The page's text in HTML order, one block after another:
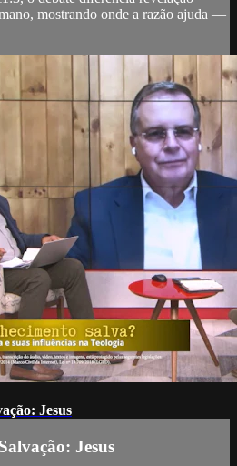
mostrando onde a razão ajuda —
Jesus
Jesus